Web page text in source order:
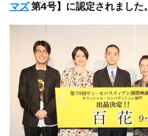
マズ第4号】に認定されました。